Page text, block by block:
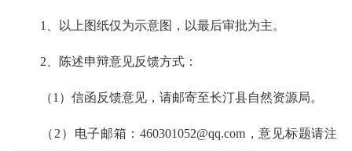
1、以上图纸仅为示意图，以最后审批为主。
2、陈述申辩意见反馈方式：
（1）信函反馈意见，请邮寄至长汀县自然资源局。
（2）电子邮箱：460301052@qq.com，意见标题请注